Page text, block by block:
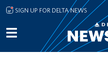
Skip to main content
SIGN UP FOR DELTA NEWS